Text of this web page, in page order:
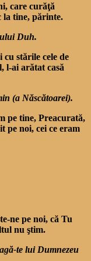
care curăţă
la tine, părinte.
Duh.
cu stările cele de
l-ai arătat casă
(a Născătoarei).
pe tine, Preacurată,
pe noi, cei ce eram
ne pe noi, că Tu
nu ştim.
te lui Dumnezeu